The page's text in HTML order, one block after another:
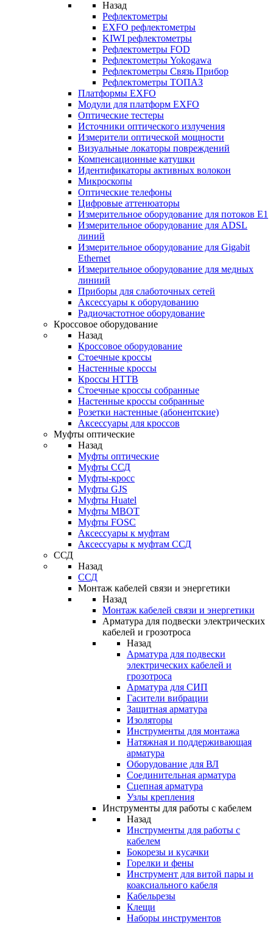
Назад
Рефлектометры
EXFO рефлектометры
KIWI рефлектометры
Рефлектометры FOD
Рефлектометры Yokogawa
Рефлектометры Связь Прибор
Рефлектометры ТОПАЗ
Платформы EXFO
Модули для платформ EXFO
Оптические тестеры
Источники оптического излучения
Измерители оптической мощности
Визуальные локаторы повреждений
Компенсационные катушки
Идентификаторы активных волокон
Микроскопы
Оптические телефоны
Цифровые аттенюаторы
Измерительное оборудование для потоков Е1
Измерительное оборудование для ADSL
линий
Измерительное оборудование для Gigabit
Ethernet
Измерительное оборудование для медных
линиий
Приборы для слаботочных сетей
Аксессуары к оборудованию
Радиочастотное оборудование
Кроссовое оборудование
Назад
Кроссовое оборудование
Стоечные кроссы
Настенные кроссы
Кроссы HTTB
Стоечные кроссы собранные
Настенные кроссы собранные
Розетки настенные (абонентские)
Аксессуары для кроссов
Муфты оптические
Назад
Муфты оптические
Муфты ССД
Муфты-кросс
Муфты GJS
Муфты Huatel
Муфты МВОТ
Муфты FOSC
Аксессуары к муфтам
Аксессуары к муфтам ССД
ССД
Назад
ССД
Монтаж кабелей связи и энергетики
Назад
Монтаж кабелей связи и энергетики
Арматура для подвески электрических
кабелей и грозотроса
Назад
Арматура для подвески
электрических кабелей и
грозотроса
Арматура для СИП
Гасители вибрации
Защитная арматура
Изоляторы
Инструменты для монтажа
Натяжная и поддерживающая
арматура
Оборудование для ВЛ
Соединительная арматура
Сцепная арматура
Узлы крепления
Инструменты для работы с кабелем
Назад
Инструменты для работы с
кабелем
Бокорезы и кусачки
Горелки и фены
Инструмент для витой пары и
коаксиального кабеля
Кабельрезы
Клещи
Наборы инструментов